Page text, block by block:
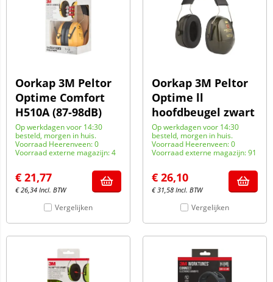
Oorkap 3M Peltor
Optime Comfort
H510A (87-98dB)
Op werkdagen voor 14:30
besteld, morgen in huis.
Voorraad Heerenveen: 0
Voorraad externe magazijn: 4
€ 21,77
€26,34 Incl. BTW
Vergelijken
Oorkap 3M Peltor
Optime ll
hoofdbeugel zwart
Op werkdagen voor 14:30
besteld, morgen in huis.
Voorraad Heerenveen: 0
Voorraad externe magazijn: 91
€ 26,10
€31,58 Incl. BTW
Vergelijken